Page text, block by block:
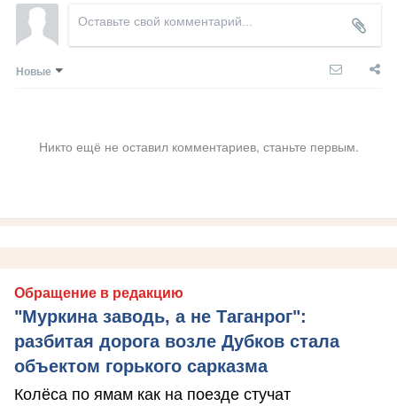
Новые
Никто ещё не оставил комментариев, станьте первым.
Обращение в редакцию
"Муркина заводь, а не Таганрог":
разбитая дорога возле Дубков стала
объектом горького сарказма
Колёса по ямам как на поезде стучат